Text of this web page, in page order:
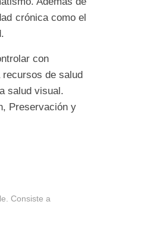
crónica como el
con
de salud
salud visual.
Preservación y
Consiste a